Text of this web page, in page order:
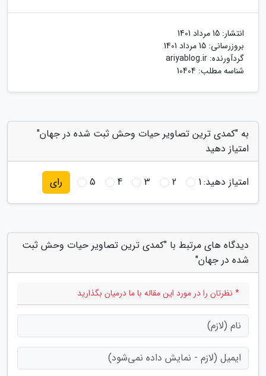
انتشار: 15 مرداد 1401
بروزرسانی: 15 مرداد 1401
گردآورنده: ariyablog.ir
شناسه مطلب: 10404
به "کمدی ترین تصاویر حیات وحش ثبت شده در جهان"
امتیاز دهید
امتیاز دهید:1
2
3
4
5 رای
دیدگاه های مرتبط با "کمدی ترین تصاویر حیات وحش ثبت
شده در جهان"
* نظرتان را در مورد این مقاله با ما درمیان بگذارید